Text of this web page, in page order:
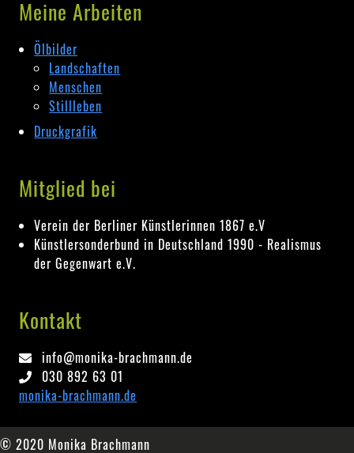
Meine Arbeiten
Ölbilder
Landschaften
Menschen
Stillleben
Druckgrafik
Mitglied bei
Verein der Berliner Künstlerinnen 1867 e.V
Künstlersonderbund in Deutschland 1990 - Realismus
der Gegenwart e.V.
Kontakt
info@monika-brachmann.de
030 892 63 01
monika-brachmann.de
© 2020 Monika Brachmann